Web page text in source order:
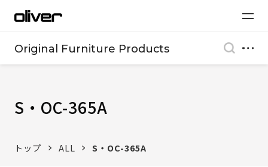
Original Furniture Products
S・OC-365A
トップ ALL S・OC-365A